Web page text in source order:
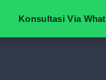
Konsultasi Via